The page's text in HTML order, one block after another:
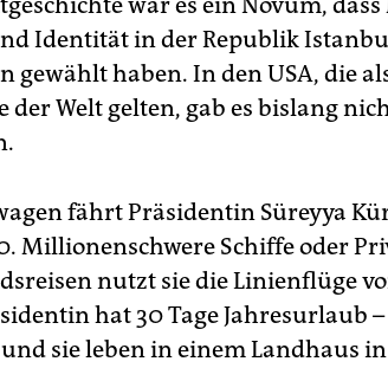
Identität in der Republik
gewählt haben. In den USA, die
der Welt gelten, gab es bislang
fährt Präsidentin Süreyya
Millionenschwere Schiffe oder
nutzt sie die Linienflüge
hat 30 Tage Jahresurlaub
sie leben in einem Landhaus